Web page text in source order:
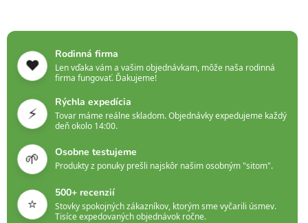
❤️
Rodinná firma
Len vďaka vám a vašim objednávkam, môže naša rodinná
firma fungovať. Ďakujeme!
⚡
Rýchla expedícia
Tovar máme reálne skladom. Objednávky expedujeme každý
deň okolo 14:00.
🌱 Osobne testujeme
Produkty z ponuky prešli najskôr našim osobným "sitom".
⭐
500+ recenzií
Stovky spokojných zákazníkov, ktorým sme vyčarili úsmev.
Tisíce expedovaných objednávok ročne.